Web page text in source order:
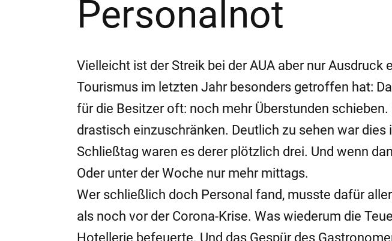
Personalnot
Vielleicht ist der Streik bei der AUA aber nur Ausdruck
Tourismus im letzten Jahr besonders getroffen hat:
für die Besitzer oft: noch mehr Überstunden
drastisch einzuschränken. Deutlich zu sehen war
Schließtag waren es derer plötzlich drei. Und wenn
Oder unter der Woche nur mehr mittags.
Wer schließlich doch Personal fand, musste dafür
als noch vor der Corona-Krise. Was wiederum die
Hotellerie befeuerte. Und das Gespür des